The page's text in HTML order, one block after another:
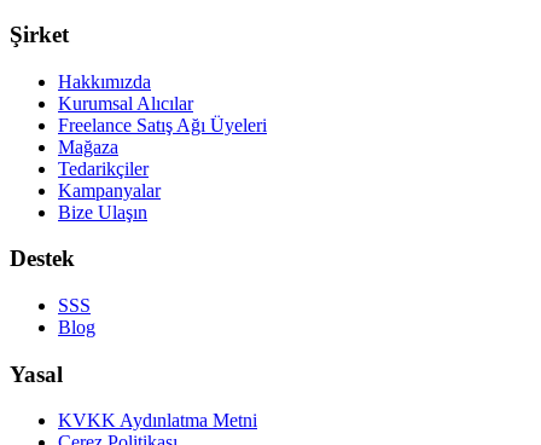
Şirket
Hakkımızda
Kurumsal Alıcılar
Freelance Satış Ağı Üyeleri
Mağaza
Tedarikçiler
Kampanyalar
Bize Ulaşın
Destek
SSS
Blog
Yasal
KVKK Aydınlatma Metni